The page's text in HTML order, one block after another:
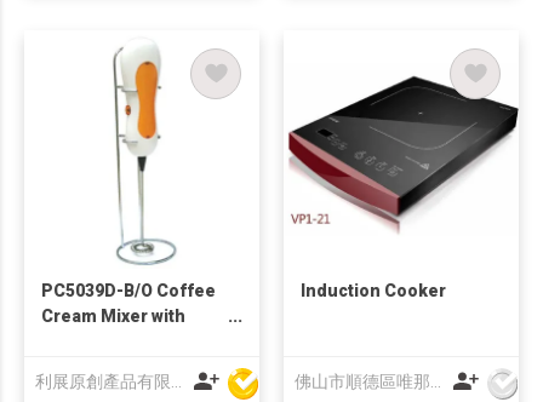
PC5039D-B/O Coffee
Cream Mixer with
Induction Cooker